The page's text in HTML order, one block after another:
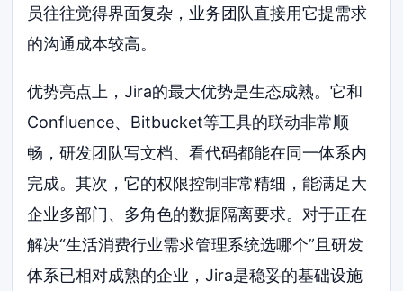
员往往觉得界面复杂，业务团队直接用它提需求
的沟通成本较高。
优势亮点上，Jira的最大优势是生态成熟。它和
Confluence、Bitbucket等工具的联动非常顺
畅，研发团队写文档、看代码都能在同一体系内
完成。其次，它的权限控制非常精细，能满足大
企业多部门、多角色的数据隔离要求。对于正在
解决“生活消费行业需求管理系统选哪个”且研发
体系已相对成熟的企业，Jira是稳妥的基础设施